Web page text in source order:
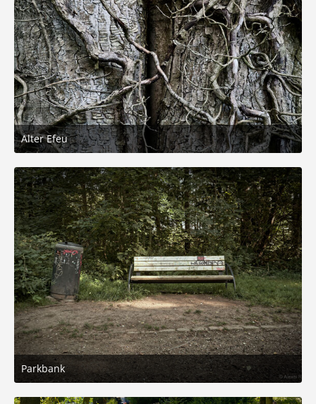
Alter Efeu
2. September 2025 um 17:08
4
Parkbank
2. September 2025 um 17:00
4